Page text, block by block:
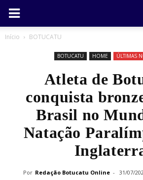
Início BOTUCATU
BOTUCATU HOME ÚLTIMAS
Atleta de
conquista
Brasil no
Natação
Por Redação Botucatu Online - 31/07/